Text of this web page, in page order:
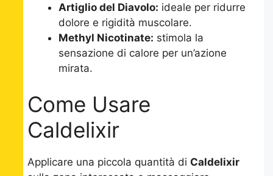
Artiglio del Diavolo: ideale per ridurre
dolore e rigidità muscolare.
Methyl Nicotinate: stimola la
sensazione di calore per un’azione
mirata.
Come Usare
Caldelixir
Applicare una piccola quantità di Caldelixir